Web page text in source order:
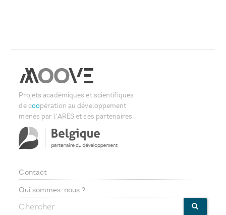
Projets académiques et scientifiques
de coopération au développement
menés par l'ARES et ses partenaires
Footer
Contact
Qui sommes-nous ?
Chercher